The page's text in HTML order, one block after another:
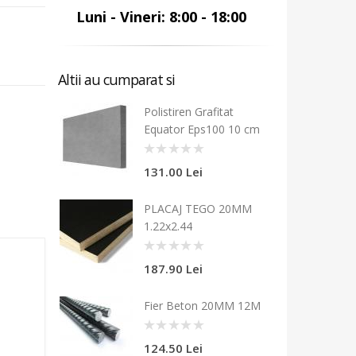
Luni - Vineri: 8:00 - 18:00
Altii au cumparat si
Polistiren Grafitat
Equator Eps100 10 cm
131.00 Lei
PLACAJ TEGO 20MM
1.22x2.44
187.90 Lei
Fier Beton 20MM 12M
124.50 Lei